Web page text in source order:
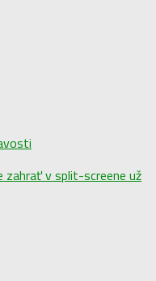
zahrať v split-screene už